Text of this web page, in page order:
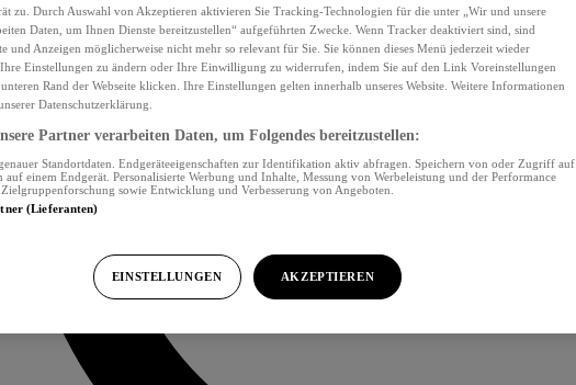
zu. Durch Auswahl von Akzeptieren aktivieren Sie Tracking-Technologien für die unter „Wir und unsere
Daten, um Ihnen Dienste bereitzustellen“ aufgeführten Zwecke. Wenn Tracker deaktiviert sind, sind
und Anzeigen möglicherweise nicht mehr so relevant für Sie. Sie können dieses Menü jederzeit wieder
Einstellungen zu ändern oder Ihre Einwilligung zu widerrufen, indem Sie auf den Link Voreinstellungen
Rand der Webseite klicken. Ihre Einstellungen gelten innerhalb unseres Website. Weitere Informationen
Datenschutzerklärung.
Partner verarbeiten Daten, um Folgendes bereitzustellen:
Standortdaten. Endgeräteeigenschaften zur Identifikation aktiv abfragen. Speichern von oder Zugriff auf
einem Endgerät. Personalisierte Werbung und Inhalte, Messung von Werbeleistung und der Performance
sowie Entwicklung und Verbesserung von Angeboten.
(Lieferanten)
EINSTELLUNGEN AKZEPTIEREN